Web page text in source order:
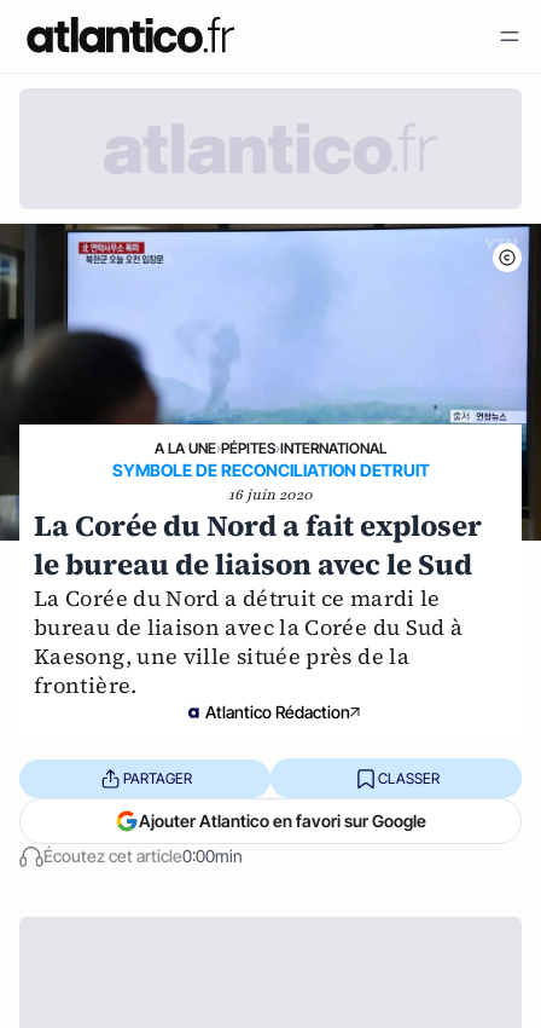
A LA UNE›PÉPITES›INTERNATIONAL
SYMBOLE DE RECONCILIATION DETRUIT
16 juin 2020
La Corée du Nord a fait exploser
le bureau de liaison avec le Sud
La Corée du Nord a détruit ce mardi le
bureau de liaison avec la Corée du Sud à
Kaesong, une ville située près de la
frontière.
Atlantico Rédaction
Écoutez cet article0:00min
PARTAGER CLASSER
Ajouter Atlantico en favori sur Google